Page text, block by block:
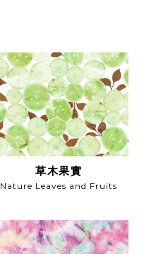
草木果實
Nature Leaves and Fruits